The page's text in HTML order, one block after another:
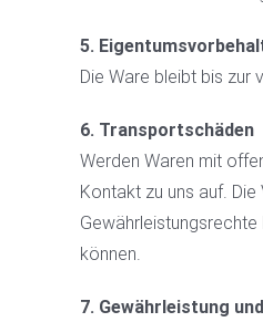
5.
Die Ware bleibt bis zur
6. Transportschäden
Werden Waren mit
Kontakt zu uns auf.
können.
7. Gewährleistung